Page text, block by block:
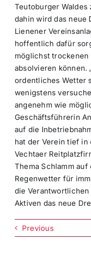
Teutoburger Waldes
dahin wird das neue
Lienener
hoffentlich dafür
möglichst trockenen
absolvieren können.
ordentliches Wetter
wenigstens
angenehm wie
Geschäftsführerin
auf die
hat der Verein tief
Vechtaer
Thema Schlamm
Regenwetter für
die
Aktiven das neue
Previous